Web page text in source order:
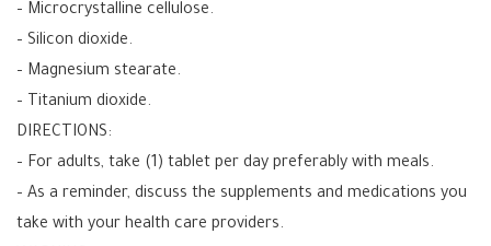
– Microcrystalline cellulose.
– Silicon dioxide.
– Magnesium stearate.
– Titanium dioxide.
DIRECTIONS:
– For adults, take (1) tablet per day preferably with meals.
– As a reminder, discuss the supplements and medications you
take with your health care providers.